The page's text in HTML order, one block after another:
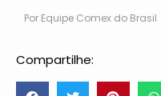
Por Equipe Comex do Brasil
Compartilhe: